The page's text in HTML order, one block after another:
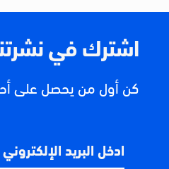
اشترك في
كن أول من يحصل على
ادخل البريد الإلكتروني